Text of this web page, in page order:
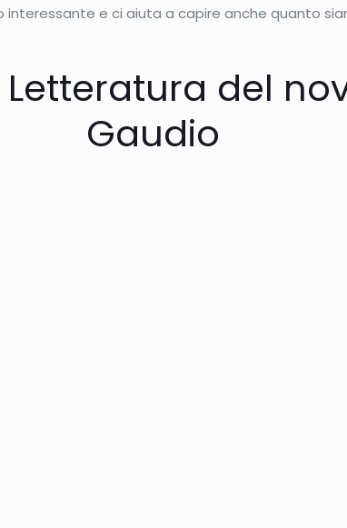
e ci aiuta a capire anche quanto
Letteratura del
Gaudio